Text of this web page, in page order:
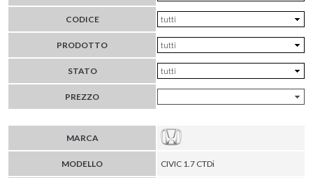
CODICE
PRODOTTO
STATO
PREZZO
MARCA
MODELLO CIVIC 1.7 CTDi